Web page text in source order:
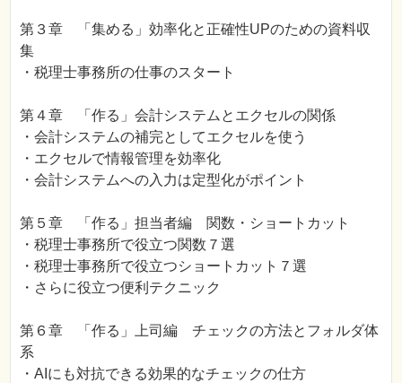
第３章 「集める」効率化と正確性UPのための資料収
集
・税理士事務所の仕事のスタート
第４章 「作る」会計システムとエクセルの関係
・会計システムの補完としてエクセルを使う
・エクセルで情報管理を効率化
・会計システムへの入力は定型化がポイント
第５章 「作る」担当者編 関数・ショートカット
・税理士事務所で役立つ関数７選
・税理士事務所で役立つショートカット７選
・さらに役立つ便利テクニック
第６章 「作る」上司編 チェックの方法とフォルダ体
系
・AIにも対抗できる効果的なチェックの仕方